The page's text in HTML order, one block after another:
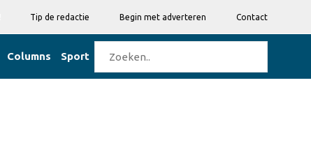
Tip de redactie Begin met adverteren Contact
Columns Sport